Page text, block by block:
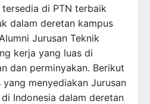
di PTN terbaik
dalam deretan kampus
Jurusan Teknik
kerja yang luas di
dan perminyakan. Berikut
menyediakan Jurusan
Indonesia dalam deretan